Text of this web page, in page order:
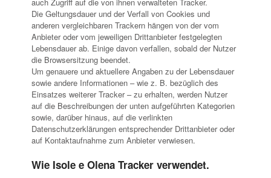
Die Geltungsdauer und der Verfall von Cookies und
anderen vergleichbaren Trackern hängen von der vom
Anbieter oder vom jeweiligen Drittanbieter festgelegten
Lebensdauer ab. Einige davon verfallen, sobald der Nutzer
die Browsersitzung beendet.
Um genauere und aktuellere Angaben zu der Lebensdauer
sowie andere Informationen – wie z. B. bezüglich des
Einsatzes weiterer Tracker – zu erhalten, werden Nutzer
auf die Beschreibungen der unten aufgeführten Kategorien
sowie, darüber hinaus, auf die verlinkten
Datenschutzerklärungen entsprechender Drittanbieter oder
auf Kontaktaufnahme zum Anbieter verwiesen.
Wie Isole e Olena Tracker verwendet.